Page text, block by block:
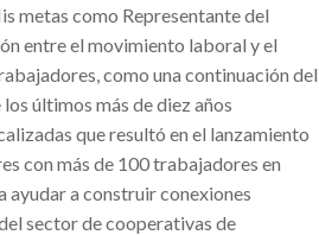
metas como Representante del
entre el movimiento laboral y el
como una continuación del
últimos más de diez años
que resultó en el lanzamiento
con más de 100 trabajadores en
ayudar a construir conexiones
sector de cooperativas de